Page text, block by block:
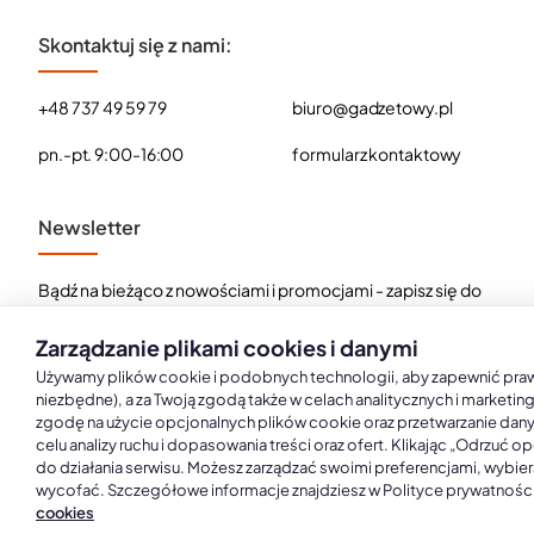
Skontaktuj się z nami:
+48 737 49 59 79
pn.-pt. 9:00-16:00
biuro@gadzetowy.pl
formularz kontaktowy
Newsletter
Bądź na bieżąco z nowościami i promocjami - zapisz się do
E-
mail
Zapisz
Przeczytałem i akceptuję Polityka prywatności i RODO
Copyright © 2026, Gadżetowy.pl, All Rights Reserved, Platforma
Zarządzanie plikami cookies i danymi
Używamy plików cookie i podobnych technologii, aby zapewnić
niezbędne), a za Twoją zgodą także w celach analitycznych i
zgodę na użycie opcjonalnych plików cookie oraz przetwarzanie
celu analizy ruchu i dopasowania treści oraz ofert. Klikając „Odrzuć
do działania serwisu. Możesz zarządzać swoimi preferencjami,
wycofać. Szczegółowe informacje znajdziesz w Polityce
cookies